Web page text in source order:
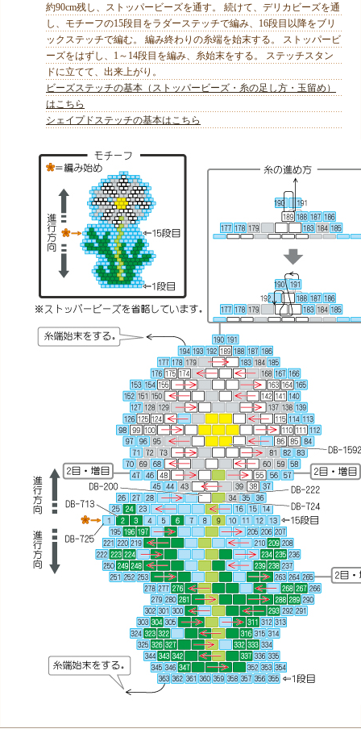
約90cm残し、ストッパービーズを通す。 続けて、デリカビーズを通
し、モチーフの15段目をラダーステッチで編み、16段目以降をブリ
ックステッチで編む。 編み終わりの糸端を始末する。 ストッパービ
ーズをはずし、1～14段目を編み、糸始末をする。 ステッチスタン
ドに立てて、出来上がり。
ビーズステッチの基本（ストッパービーズ・糸の足し方・玉留め）
はこちら
シェイプドステッチの基本はこちら